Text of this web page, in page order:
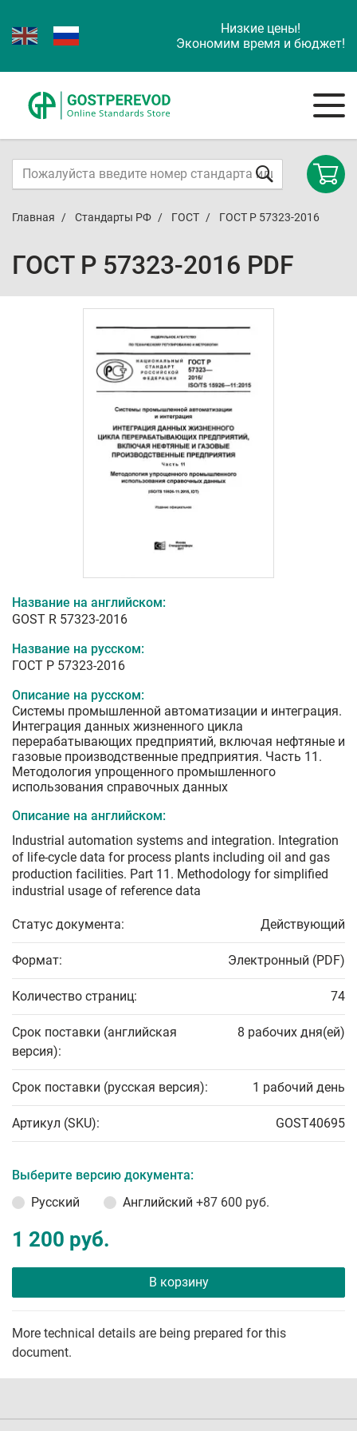
Низкие цены!
Экономим время и бюджет!
Главная Стандарты РФ ГОСТ ГОСТ Р 57323-2016
ГОСТ Р 57323-2016 PDF
Название на английском:
GOST R 57323-2016
Название на русском:
ГОСТ Р 57323-2016
Описание на русском:
Системы промышленной автоматизации и интеграция.
Интеграция данных жизненного цикла
перерабатывающих предприятий, включая нефтяные и
газовые производственные предприятия. Часть 11.
Методология упрощенного промышленного
использования справочных данных
Описание на английском:
Industrial automation systems and integration. Integration
of life-cycle data for process plants including oil and gas
production facilities. Part 11. Methodology for simplified
industrial usage of reference data
Статус документа: Действующий
Формат: Электронный (PDF)
Количество страниц: 74
Срок поставки (английская
версия):
8 рабочих дня(ей)
Срок поставки (русская версия): 1 рабочий день
Артикул (SKU): GOST40695
Выберите версию документа:
Русский
Английский +87 600 руб.
1 200 руб.
В корзину
More technical details are being prepared for this
document.